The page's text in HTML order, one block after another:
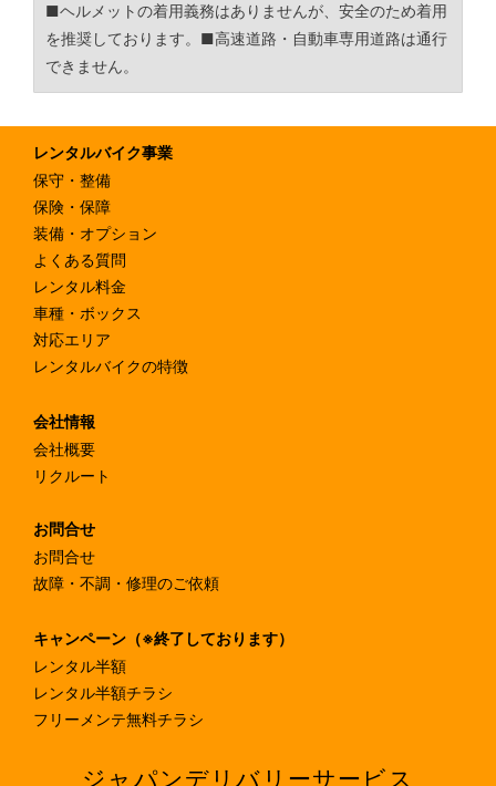
■ヘルメットの着用義務はありませんが、安全のため着用
を推奨しております。■高速道路・自動車専用道路は通行
できません。
レンタルバイク事業
保守・整備
保険・保障
装備・オプション
よくある質問
レンタル料金
車種・ボックス
対応エリア
レンタルバイクの特徴
会社情報
会社概要
リクルート
お問合せ
お問合せ
故障・不調・修理のご依頼
キャンペーン（※終了しております）
レンタル半額
レンタル半額チラシ
フリーメンテ無料チラシ
ジャパンデリバリーサービス